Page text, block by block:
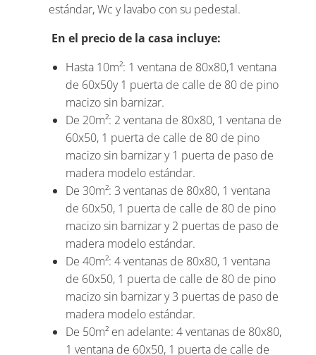
estándar, Wc y lavabo con su pedestal.
En el precio de la casa incluye:
Hasta 10m²: 1 ventana de 80x80,1 ventana
de 60x50y 1 puerta de calle de 80 de pino
macizo sin barnizar.
De 20m²: 2 ventana de 80x80, 1 ventana de
60x50, 1 puerta de calle de 80 de pino
macizo sin barnizar y 1 puerta de paso de
madera modelo estándar.
De 30m²: 3 ventanas de 80x80, 1 ventana
de 60x50, 1 puerta de calle de 80 de pino
macizo sin barnizar y 2 puertas de paso de
madera modelo estándar.
De 40m²: 4 ventanas de 80x80, 1 ventana
de 60x50, 1 puerta de calle de 80 de pino
macizo sin barnizar y 3 puertas de paso de
madera modelo estándar.
De 50m² en adelante: 4 ventanas de 80x80,
1 ventana de 60x50, 1 puerta de calle de